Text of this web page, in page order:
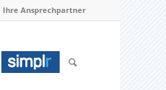
Ihre Ansprechpartner